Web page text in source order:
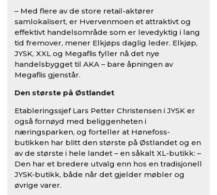
– Med flere av de store retail-aktører
samlokalisert, er Hvervenmoen et attraktivt og
effektivt handelsområde som er levedyktig i lang
tid fremover, mener Elkjøps daglig leder. Elkjøp,
JYSK, XXL og Megaflis fyller nå det nye
handelsbygget til AKA – bare åpningen av
Megaflis gjenstår.
Den største på Østlandet
Etableringssjef Lars Petter Christensen i JYSK er
også fornøyd med beliggenheten i
næringsparken, og forteller at Hønefoss-
butikken har blitt den største på Østlandet og en
av de største i hele landet – en såkalt XL-butikk: –
Den har et bredere utvalg enn hos en tradisjonell
JYSK-butikk, både når det gjelder møbler og
øvrige varer.